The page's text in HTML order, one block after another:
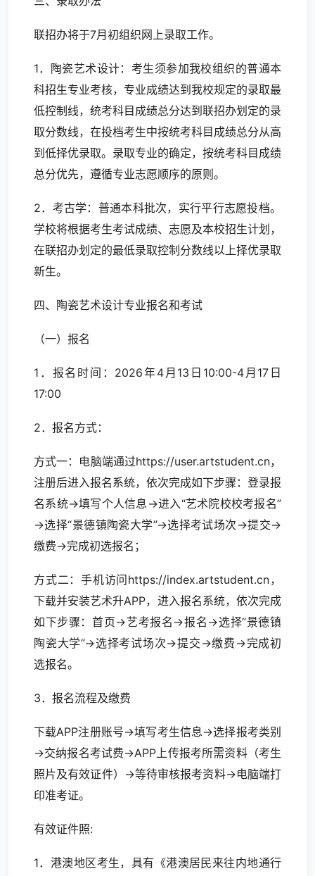
联招办将于7月初组织网上录取工作。
1．陶瓷艺术设计：考生须参加我校组织的普通本
科招生专业考核，专业成绩达到我校规定的录取最
低控制线，统考科目成绩总分达到联招办划定的录
取分数线，在投档考生中按统考科目成绩总分从高
到低择优录取。录取专业的确定，按统考科目成绩
总分优先，遵循专业志愿顺序的原则。
2．考古学：普通本科批次，实行平行志愿投档。
学校将根据考生考试成绩、志愿及本校招生计划，
在联招办划定的最低录取控制分数线以上择优录取
新生。
四、陶瓷艺术设计专业报名和考试
（一）报名
1．报名时间：2026年4月13日10:00-4月17日
17:00
2．报名方式：
方式一：电脑端通过https://user.artstudent.cn，
注册后进入报名系统，依次完成如下步骤：登录报
名系统→填写个人信息→进入“艺术院校校考报名”
→选择“景德镇陶瓷大学”→选择考试场次→提交→
缴费→完成初选报名；
方式二：手机访问https://index.artstudent.cn，
下载并安装艺术升APP，进入报名系统，依次完成
如下步骤：首页→艺考报名→报名→选择“景德镇
陶瓷大学”→选择考试场次→提交→缴费→完成初
选报名。
3．报名流程及缴费
下载APP注册账号→填写考生信息→选择报考类别
→交纳报名考试费→APP上传报考所需资料（考生
照片及有效证件）→等待审核报考资料→电脑端打
印准考证。
有效证件照:
1．港澳地区考生，具有《港澳居民来往内地通行